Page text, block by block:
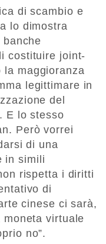
di scambio e
lo dimostra
costituire joint-
la maggioranza
legittimare in
del
E lo stesso
Però vorrei
di una
in simili
rispetta i diritti
di
cinese ci sarà,
virtuale
no”.